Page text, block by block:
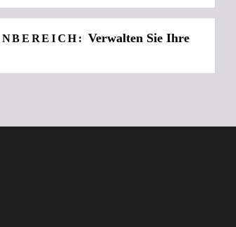
Verwalten Sie Ihre